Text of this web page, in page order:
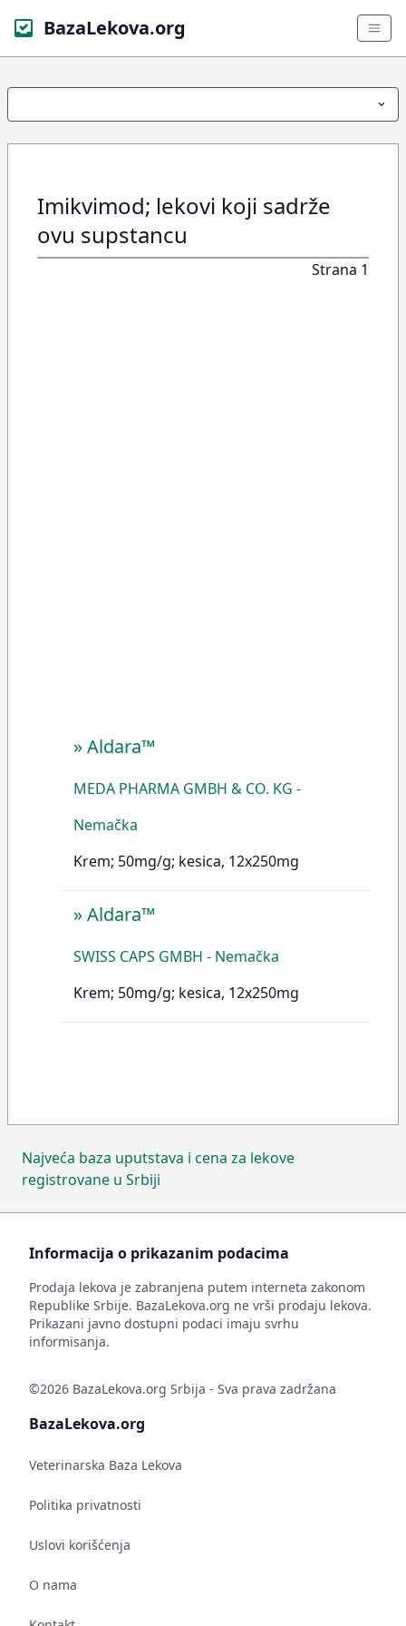
BazaLekova.org
Imikvimod; lekovi koji sadrže
ovu supstancu
Strana 1
»Aldara™
MEDA PHARMA GMBH & CO. KG -
Nemačka
Krem; 50mg/g; kesica, 12x250mg
»Aldara™
SWISS CAPS GMBH - Nemačka
Krem; 50mg/g; kesica, 12x250mg
Najveća baza uputstava i cena za lekove
registrovane u Srbiji
Informacija o prikazanim podacima
Prodaja lekova je zabranjena putem interneta zakonom
Republike Srbije. BazaLekova.org ne vrši prodaju lekova.
Prikazani javno dostupni podaci imaju svrhu
informisanja.
©2026 BazaLekova.org Srbija - Sva prava zadržana
BazaLekova.org
Veterinarska Baza Lekova
Politika privatnosti
Uslovi korišćenja
O nama